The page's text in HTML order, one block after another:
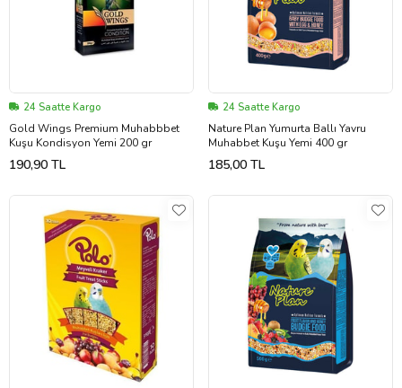
24 Saatte Kargo
Gold Wings Premium Muhabbbet
Kuşu Kondisyon Yemi 200 gr
190,90 TL
24 Saatte Kargo
Nature Plan Yumurta Ballı Yavru
Muhabbet Kuşu Yemi 400 gr
185,00 TL